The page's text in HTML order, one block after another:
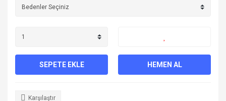
SEPETE EKLE HEMEN AL
Karşılaştır